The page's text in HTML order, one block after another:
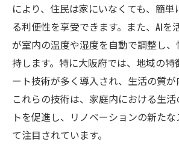
により、住民は家にいなくても、簡単
る利便性を享受できます。また、AIを
が室内の温度や湿度を自動で調整し
持します。特に大阪府では、地域の特
ート技術が多く導入され、生活の質が
これらの技術は、家庭内における生
トを促進し、リノベーションの新た
て注目されています。